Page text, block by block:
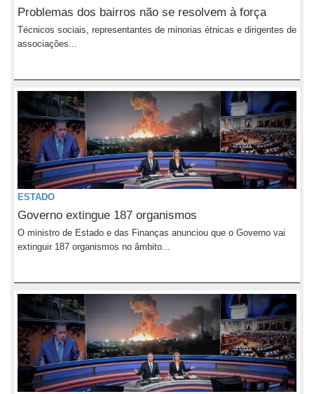
Problemas dos bairros não se resolvem à força
Técnicos sociais, representantes de minorias étnicas e dirigentes de
associações...
ESTADO
Governo extingue 187 organismos
O ministro de Estado e das Finanças anunciou que o Governo vai
extinguir 187 organismos no âmbito...